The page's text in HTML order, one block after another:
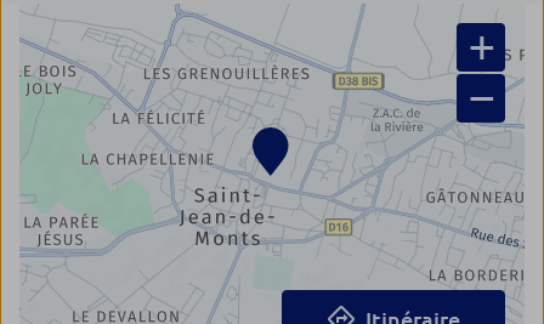
+
−
Itinéraire